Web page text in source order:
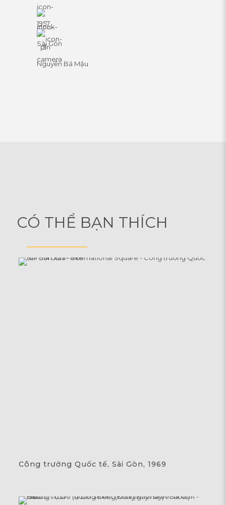
1957
Sài Gòn
Nguyễn Bá Mậu
CÓ THỂ BẠN THÍCH
Công trường Quốc tế, Sài Gòn, 1969